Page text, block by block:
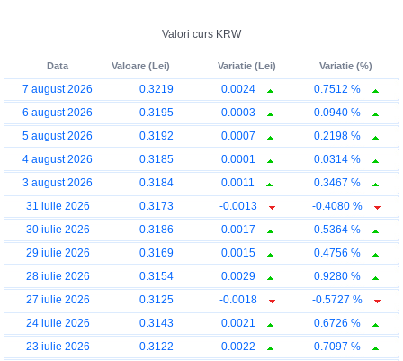
Valori curs KRW
Data Valoare (Lei) Variatie (Lei) Variatie (%)
7 august 2026 0.3219 0.0024
0.7512 %
6 august 2026
0.3195 0.0003
0.0940 %
5 august 2026
0.3192 0.0007
0.2198 %
4 august 2026
0.3185 0.0001
0.0314 %
3 august 2026
0.3184 0.0011
0.3467 %
31 iulie 2026
0.3173 -0.0013
-0.4080 %
30 iulie 2026
0.3186 0.0017
0.5364 %
29 iulie 2026
0.3169 0.0015
0.4756 %
28 iulie 2026
0.3154 0.0029
0.9280 %
27 iulie 2026
0.3125 -0.0018
-0.5727 %
24 iulie 2026
0.3143 0.0021
0.6726 %
23 iulie 2026
0.3122 0.0022
0.7097 %